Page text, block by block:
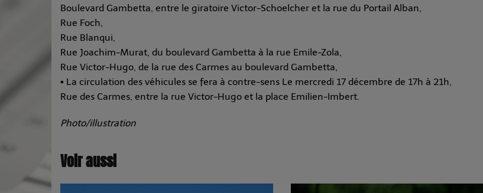
Boulevard Gambetta, entre le giratoire Victor-Schoelcher et la rue du Portail Alban,
Rue Foch,
Rue Blanqui,
Rue Joachim-Murat, du boulevard Gambetta à la rue Emile-Zola,
Rue Victor-Hugo, de la rue des Carmes au boulevard Gambetta,
▪ La circulation des véhicules se fera à contre-sens Le mercredi 17 décembre de 17h à 21h,
Rue des Carmes, entre la rue Victor-Hugo et la place Emilien-Imbert.
Photo/illustration
Voir aussi